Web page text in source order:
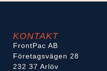
KONTAKT
FrontPac AB
Företagsvägen 28
232 37 Arlöv